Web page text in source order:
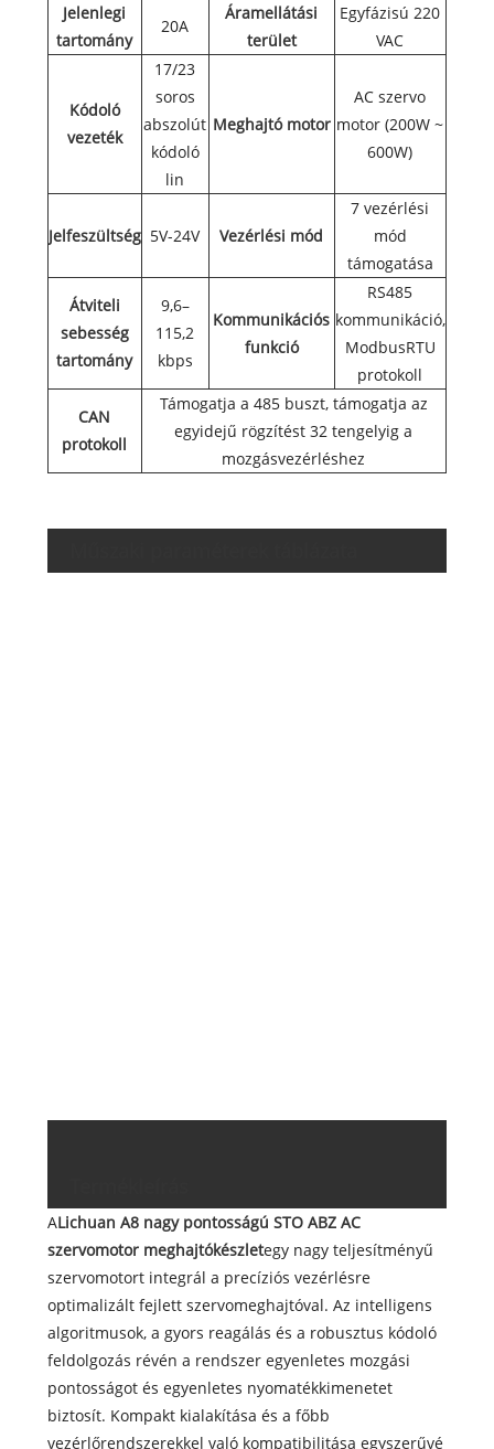
Jelenlegi
tartomány
20A
Áramellátási
terület
Egyfázisú 220
VAC
Kódoló
vezeték
17/23
soros
abszolút
kódoló
lin
Meghajtó motor
AC szervo
motor (200W ~
600W)
Jelfeszültség 5V-24V Vezérlési mód
7 vezérlési
mód
támogatása
Átviteli
sebesség
tartomány
9,6–
115,2
kbps
Kommunikációs
funkció
RS485
kommunikáció,
ModbusRTU
protokoll
CAN
protokoll
Támogatja a 485 buszt, támogatja az
egyidejű rögzítést 32 tengelyig a
mozgásvezérléshez
ALichuan A8 nagy pontosságú STO ABZ AC
szervomotor meghajtókészletegy nagy teljesítményű
szervomotort integrál a precíziós vezérlésre
optimalizált fejlett szervomeghajtóval. Az intelligens
algoritmusok, a gyors reagálás és a robusztus kódoló
feldolgozás révén a rendszer egyenletes mozgási
pontosságot és egyenletes nyomatékkimenetet
biztosít. Kompakt kialakítása és a főbb
vezérlőrendszerekkel való kompatibilitása egyszerűvé